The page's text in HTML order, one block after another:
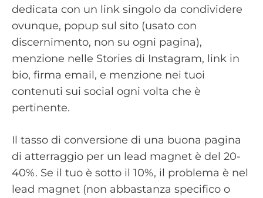
dedicata con un link singolo da condividere
ovunque, popup sul sito (usato con
discernimento, non su ogni pagina),
menzione nelle Stories di Instagram, link in
bio, firma email, e menzione nei tuoi
contenuti sui social ogni volta che è
pertinente.
Il tasso di conversione di una buona pagina
di atterraggio per un lead magnet è del 20-
40%. Se il tuo è sotto il 10%, il problema è nel
lead magnet (non abbastanza specifico o